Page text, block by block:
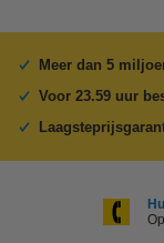
Meer dan 5
Voor 23.59 uur